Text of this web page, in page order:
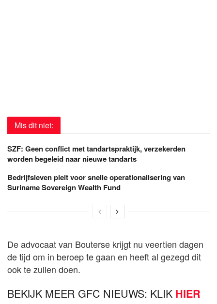
Mis dit niet:
SZF: Geen conflict met tandartspraktijk, verzekerden
worden begeleid naar nieuwe tandarts
Bedrijfsleven pleit voor snelle operationalisering van
Suriname Sovereign Wealth Fund
De advocaat van Bouterse krijgt nu veertien dagen
de tijd om in beroep te gaan en heeft al gezegd dit
ook te zullen doen.
BEKIJK MEER GFC NIEUWS: KLIK HIER